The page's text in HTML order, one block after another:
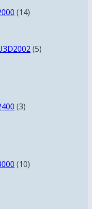
1414
5товаров
3товара
10товаров